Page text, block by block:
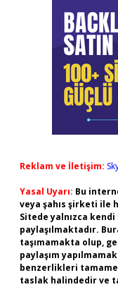
Reklam ve İletişim:
Yasal Uyarı: Bu
veya şahıs şirketi ile
Sitede yalnızca kendi
paylaşılmaktadır.
taşımamakta olup,
paylaşım
benzerlikleri
taslak halindedir ve